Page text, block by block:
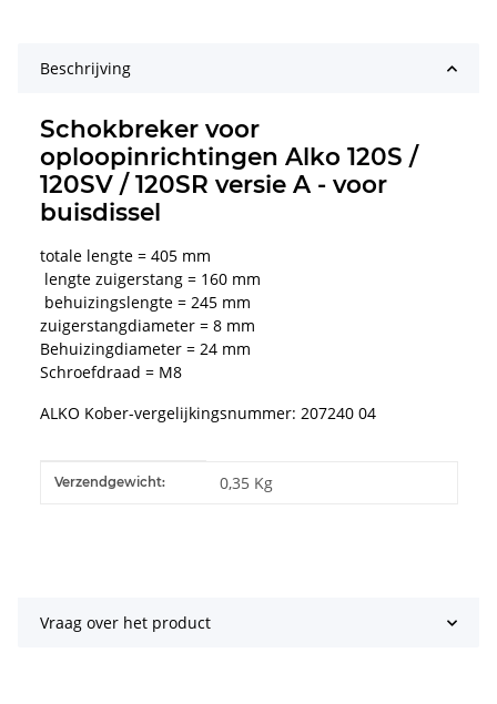
Beschrijving
Schokbreker voor
oploopinrichtingen Alko 120S /
120SV / 120SR versie A - voor
buisdissel
totale lengte = 405 mm
lengte zuigerstang = 160 mm
behuizingslengte = 245 mm
zuigerstangdiameter = 8 mm
Behuizingdiameter = 24 mm
Schroefdraad = M8
ALKO Kober-vergelijkingsnummer: 207240 04
#productDetails.itemInformation#
#productDetails.itemValue#
Verzendgewicht: 0,35 Kg
Vraag over het product